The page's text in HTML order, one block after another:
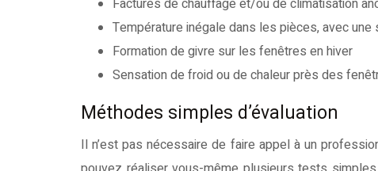
Factures de chauffage et/ou de climatisation
Température inégale dans les pièces, avec
Formation de givre sur les fenêtres en hiver
Sensation de froid ou de chaleur près des
Méthodes simples d’évaluation
Il n’est pas nécessaire de faire appel à un